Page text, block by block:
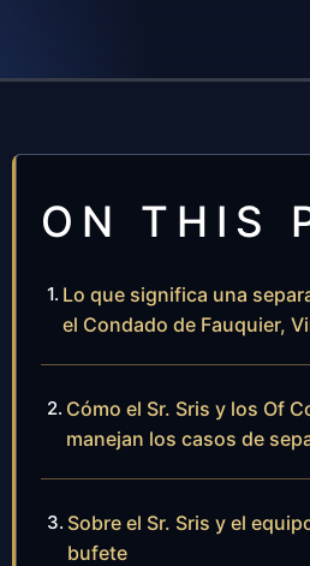
ON THIS
Lo que significa una
el Condado de Fauquier,
Cómo el Sr. Sris y los Of
manejan los casos de
Sobre el Sr. Sris y el
bufete